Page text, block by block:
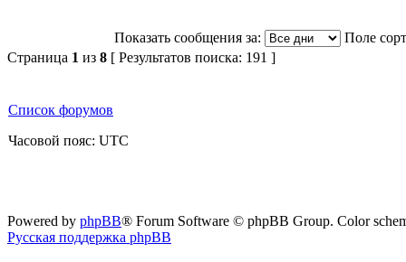
Показать сообщения за:
Поле
Страница 1 из 8 [ Результатов поиска: 191 ]
Список форумов
Часовой пояс: UTC
Powered by phpBB® Forum Software © phpBB Group. Color
Русская поддержка phpBB